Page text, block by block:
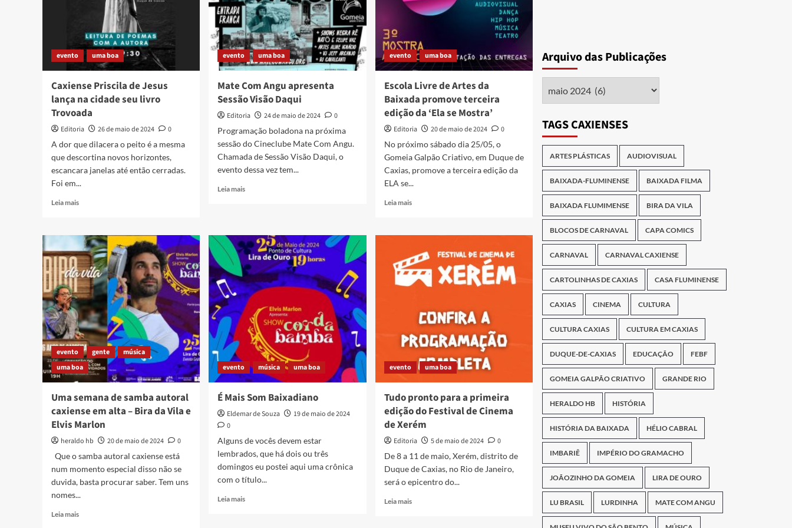
evento uma boa
Caxiense Priscila de Jesus
lança na cidade seu livro
Trovoada
Editoria 26 de maio de 2024
0
A dor que dilacera o peito é a mesma
que descortina novos horizontes,
escancara janelas até então cerradas.
Foi em...
Leia maisRead
Caxiense
Priscila
de
Jesus
lança
na
cidade
seu
livro
Trovoada
evento uma boa
Mate Com Angu apresenta
Sessão Visão Daqui
Editoria 24 de maio de 2024
0
Programação boladona na próxima
sessão do Cineclube Mate Com Angu.
Chamada de Sessão Visão Daqui, o
evento dessa vez tem...
Leia maisRead
Angu
apresenta
Sessão
Visão
Daqui
evento uma boa
Escola Livre de Artes da
Baixada promove terceira
edição da ‘Ela se Mostra’
Editoria 20 de maio de 2024
0
No próximo sábado dia 25/05, o
Gomeia Galpão Criativo, em Duque de
Caxias, promove a terceira edição da
ELA se...
Leia maisRead
Escola
de
Artes
da
Baixada
terceira
edição
da
‘Ela
se
Mostra’
evento gente
música
uma boa
Uma semana de samba autoral
caxiense em alta – Bira da Vila e
Elvis Marlon
heraldo hb 20 de maio de 2024
0
Que o samba autoral caxiense está
num momento especial disso não se
duvida, basta procurar saber. Tem uns
nomes...
Leia maisRead
evento música uma boa
É Mais Som Baixadiano
Eldemar de Souza
19 de maio de 2024
0
Alguns de vocês devem estar
lembrados, que há dois ou três
domingos eu postei aqui uma crônica
com o título...
Leia maisRead
evento uma boa
Tudo pronto para a primeira
edição do Festival de Cinema
de Xerém
Editoria 5 de maio de 2024
0
De 8 a 11 de maio, Xerém, distrito de
Duque de Caxias, no Rio de Janeiro,
será o epicentro do...
Leia maisRead
Arquivo das Publicações
TAGS CAXIENSES
ARTES PLÁSTICAS AUDIOVISUAL
BAIXADA-FLUMINENSE BAIXADA FILMA
BAIXADA FLUMIMENSE BIRA DA VILA
BLOCOS DE CARNAVAL CAPA COMICS
CARNAVAL CARNAVAL CAXIENSE
CARTOLINHAS DE CAXIAS CASA FLUMINENSE
CAXIAS CINEMA CULTURA
CULTURA CAXIAS CULTURA EM CAXIAS
DUQUE-DE-CAXIAS EDUCAÇÃO FEBF
GOMEIA GALPÃO CRIATIVO GRANDE RIO
HERALDO HB HISTÓRIA
HISTÓRIA DA BAIXADA HÉLIO CABRAL
IMBARIÊ IMPÉRIO DO GRAMACHO
JOÃOZINHO DA GOMEIA LIRA DE OURO
LU BRASIL LURDINHA MATE COM ANGU